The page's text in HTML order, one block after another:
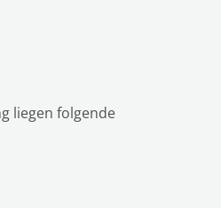
liegen folgende